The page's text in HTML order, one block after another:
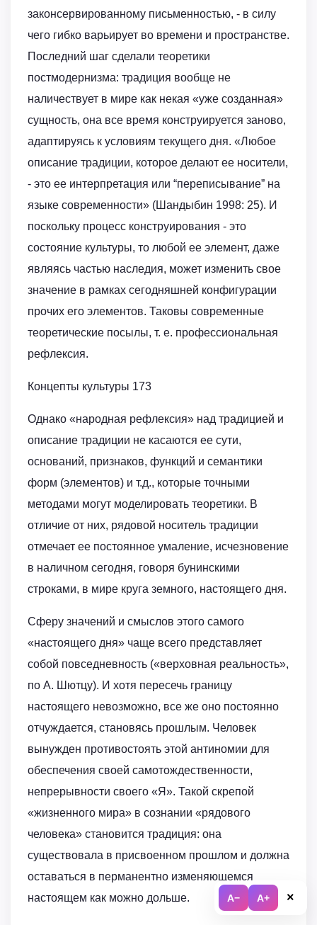
A− A+ ×
законсервированному письменностью, - в силу
чего гибко варьирует во времени и пространстве.
Последний шаг сделали теоретики
постмодернизма: традиция вообще не
наличествует в мире как некая «уже созданная»
сущность, она все время конструируется заново,
адаптируясь к условиям текущего дня. «Любое
описание традиции, которое делают ее носители,
- это ее интерпретация или “переписывание” на
языке современности» (Шандыбин 1998: 25). И
поскольку процесс конструирования - это
состояние культуры, то любой ее элемент, даже
являясь частью наследия, может изменить свое
значение в рамках сегодняшней конфигурации
прочих его элементов. Таковы современные
теоретические посылы, т. е. профессиональная
рефлексия.
Концепты культуры 173
Однако «народная рефлексия» над традицией и
описание традиции не касаются ее сути,
оснований, признаков, функций и семантики
форм (элементов) и т.д., которые точными
методами могут моделировать теоретики. В
отличие от них, рядовой носитель традиции
отмечает ее постоянное умаление, исчезновение
в наличном сегодня, говоря бунинскими
строками, в мире круга земного, настоящего дня.
Сферу значений и смыслов этого самого
«настоящего дня» чаще всего представляет
собой повседневность («верховная реальность»,
по А. Шютцу). И хотя пересечь границу
настоящего невозможно, все же оно постоянно
отчуждается, становясь прошлым. Человек
вынужден противостоять этой антиномии для
обеспечения своей самотождественности,
непрерывности своего «Я». Такой скрепой
«жизненного мира» в сознании «рядового
человека» становится традиция: она
существовала в присвоенном прошлом и должна
оставаться в перманентно изменяющемся
настоящем как можно дольше.